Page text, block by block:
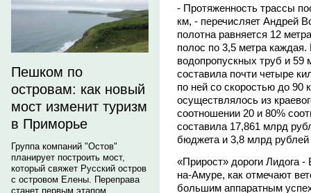
Пешком по
островам: как новый
мост изменит туризм
в Приморье
Группа компаний "Остов"
планирует построить мост,
который свяжет Русский остров
с островом Елены. Переправа
станет первым этапом
- Протяженность трассы
км, - перечисляет Андрей
полотна равняется 12
полос по 3,5 метра
водопропускных труб и 59
составила почти четыре
по ней со скоростью до 90
осуществлялось из
соотношении 20 и 80%
составила 17,861 млрд
бюджета и 3,8 млрд рублей
«Прирост» дороги Лидога
на-Амуре, как отмечают
большим аппаратным